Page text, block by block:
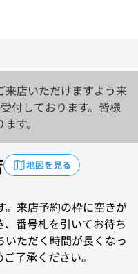
店いただけますよう来
付しております。皆様
す。
地図を見る
。来店予約の枠に空きが
番号札を引いてお待ち
ただく時間が長くなっ
了承ください。